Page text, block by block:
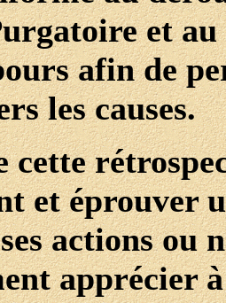
et
afin de
les causes.
cette
et éprouver
actions ou
apprécier